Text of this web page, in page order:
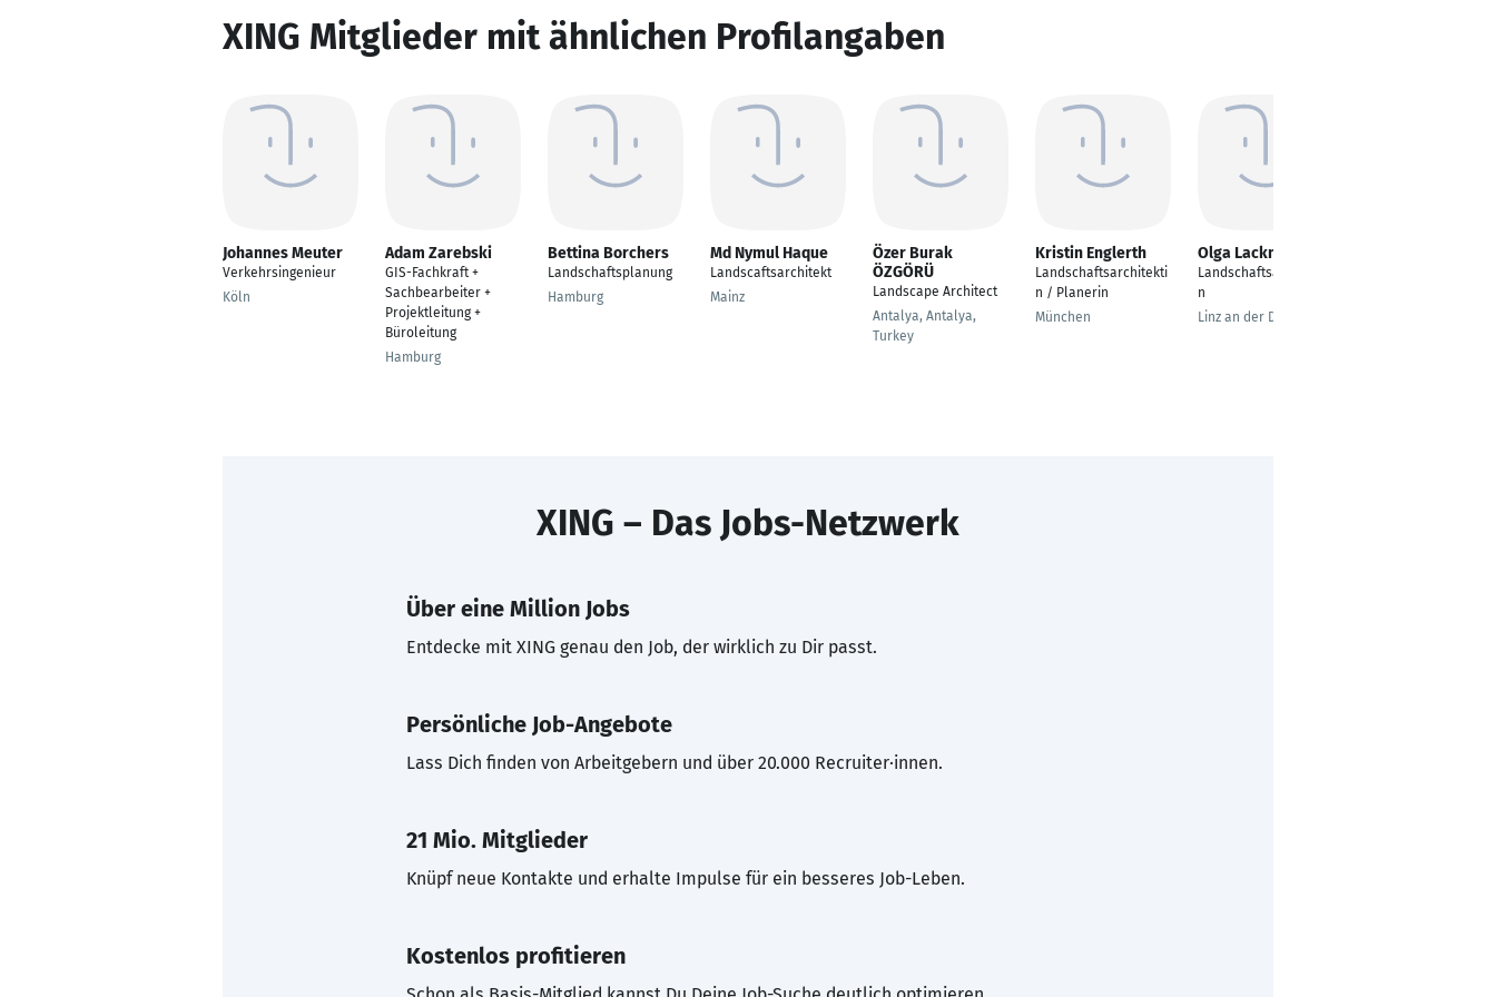
XING Mitglieder mit ähnlichen Profilangaben
Johannes Meuter
Verkehrsingenieur
Köln
Adam Zarebski
GIS-Fachkraft +
Sachbearbeiter +
Projektleitung +
Büroleitung
Hamburg
Bettina Borchers
Landschaftsplanung
Hamburg
Md Nymul Haque
Landscaftsarchitekt
Mainz
Özer Burak
ÖZGÖRÜ
Landscape Architect
Antalya, Antalya,
Turkey
Kristin Englerth
Landschaftsarchitekti
n / Planerin
München
Olga Lackner
Landschaftsarchitekti
n
Linz an der Donau
XING – Das Jobs-Netzwerk
Über eine Million Jobs
Entdecke mit XING genau den Job, der wirklich zu Dir passt.
Persönliche Job-Angebote
Lass Dich finden von Arbeitgebern und über 20.000 Recruiter·innen.
21 Mio. Mitglieder
Knüpf neue Kontakte und erhalte Impulse für ein besseres Job-Leben.
Kostenlos profitieren